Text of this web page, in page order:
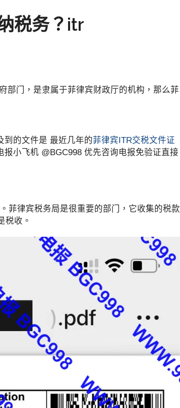
税务？itr
部门，是隶属于菲律宾财政厅的机构，那么菲
到的文件是 最近几年的菲律宾ITR交税文件证
小飞机 @BGC998 优先咨询电报免验证直接
菲律宾税务局是很重要的部门，它收集的税款
税收。